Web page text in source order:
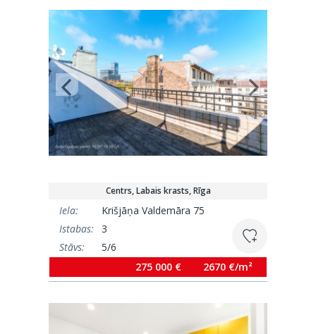
Centrs, Labais krasts, Rīga
Iela:
Krišjāņa Valdemāra 75
Istabas:
3
Stāvs:
5/6
275 000 € 2670 €/m²